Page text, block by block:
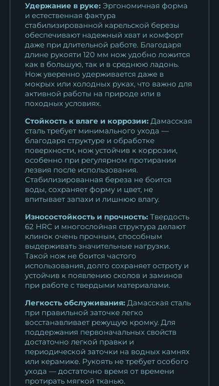
Удержание в руке: Эргономичная форма
и естественная фактура
стабилизированной карельской березы
обеспечивают надежный хват и комфорт
даже при длительной работе. Благодаря
длине рукояти 120 мм нож удобно ложится
как в большую, так и в среднюю ладонь.
Нож уверенно удерживается даже в
мокрых или холодных руках, что важно для
активной работы на природе или в
походных условиях.
Стойкость к влаге и коррозии: Дамасская
сталь требует минимального ухода —
благодаря структуре и обработке
поверхности, нож устойчив к коррозии,
особенно при регулярном протирании
лезвия после использования.
Стабилизированная береза не боится
воды, сохраняет форму и цвет, не
впитывает запахи и лишнюю влагу.
Износостойкость и прочность: Твердость
62 HRC и многослойная структура делают
клинок очень прочным, способным
выдерживать значительные нагрузки.
Такой нож не боится частого
использования, долго сохраняет остроту и
устойчив к появлению сколов и заминов
при работе с твердыми материалами.
Легкость обслуживания: Дамасская сталь
при правильной заточке легко
восстанавливает режущую кромку. Для
поддержания первоначальных свойств
достаточно легкой правки и
периодической заточки на водных камнях
или керамике. Рукоять не требует особого
ухода — достаточно время от времени
протирать мягкой тканью.